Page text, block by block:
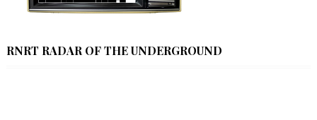
RNRT RADAR OF THE UNDERGROUND